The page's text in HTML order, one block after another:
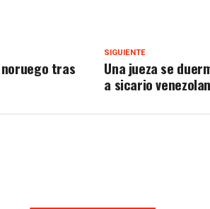
SIGUIENTE
Una jueza se
a sicario
tras